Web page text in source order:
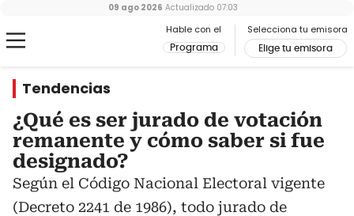
Hable con el
Programa
Selecciona tu emisora
Elige tu emisora
09 ago 2026 Actualizado 07:03
Tendencias
¿Qué es ser jurado de votación
remanente y cómo saber si fue
designado?
Según el Código Nacional Electoral vigente
(Decreto 2241 de 1986), todo jurado de